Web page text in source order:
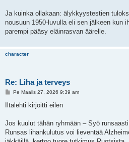
Ja kuinka ollakaan: älykkyystestien
nousuun 1950-luvulla eli sen jälkeen kun
parempi pääsy eläinrasvan äärelle.
character
Re: Liha ja terveys
V
e
i
Pe Maalis 27, 2026 9:39 am
Iltalehti kirjoitti eilen
Jos kuulut tähän ryhmään – Syö
Runsas lihankulutus voi lieventää